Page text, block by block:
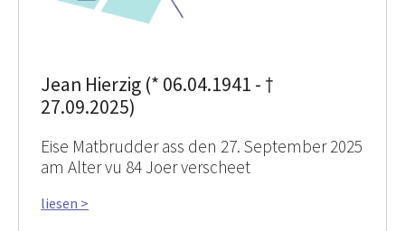
Jean Hierzig (* 06.04.1941 - †
27.09.2025)
Eise Matbrudder ass den 27. September 2025
am Alter vu 84 Joer verscheet
liesen >